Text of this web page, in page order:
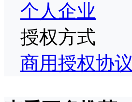
个人企业
授权方式
商用授权协议